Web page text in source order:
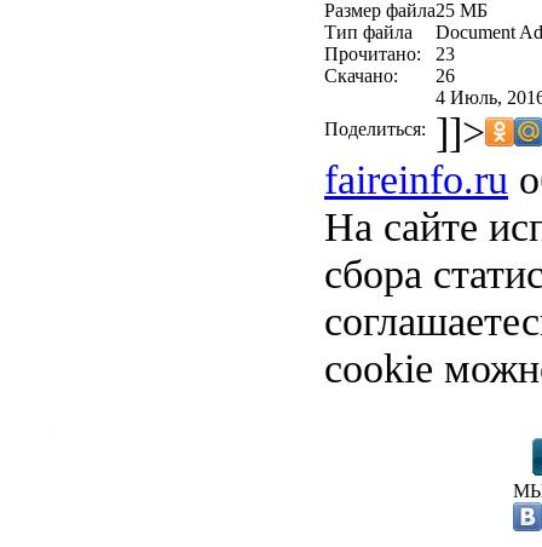
Размер файла25 МБ
Тип файла
Document
Прочитано:
23
Скачано:
26
4 Июль,
Поделиться: ]]>
faireinfo.ru
На сайте
сбора
cookie